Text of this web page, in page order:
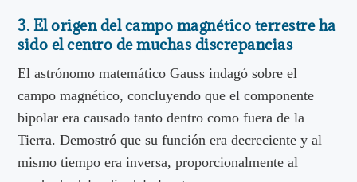
3. El origen del campo magnético terrestre ha
sido el centro de muchas discrepancias
El astrónomo matemático Gauss indagó sobre el
campo magnético, concluyendo que el componente
bipolar era causado tanto dentro como fuera de la
Tierra. Demostró que su función era decreciente y al
mismo tiempo era inversa, proporcionalmente al